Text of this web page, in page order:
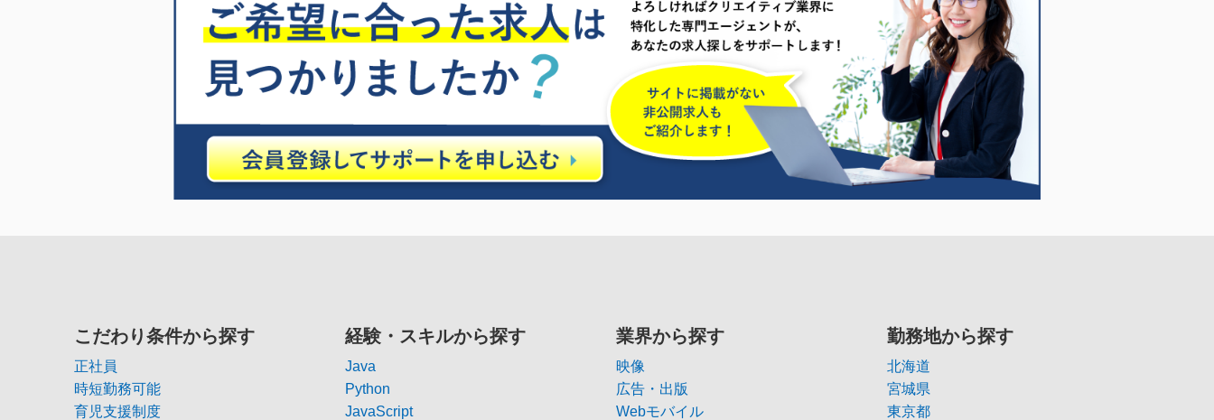
こだわり条件から探す
正社員
時短勤務可能
育児支援制度
経験・スキルから探す
Java
Python
JavaScript
業界から探す
映像
広告・出版
Webモバイル
勤務地から探す
北海道
宮城県
東京都